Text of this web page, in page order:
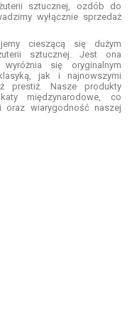
sztucznej, ozdób do
wyłącznie sprzedaż
cieszącą się dużym
sztucznej. Jest ona
się oryginalnym
jak i najnowszymi
prestiż. Nasze produkty
międzynarodowe, co
oraz wiarygodność naszej